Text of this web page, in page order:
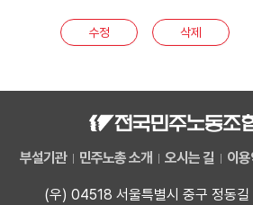
수정 삭제
부설기관 민주노총 소개 오시는 길 이
(우) 04518 서울특별시 중구 정동길